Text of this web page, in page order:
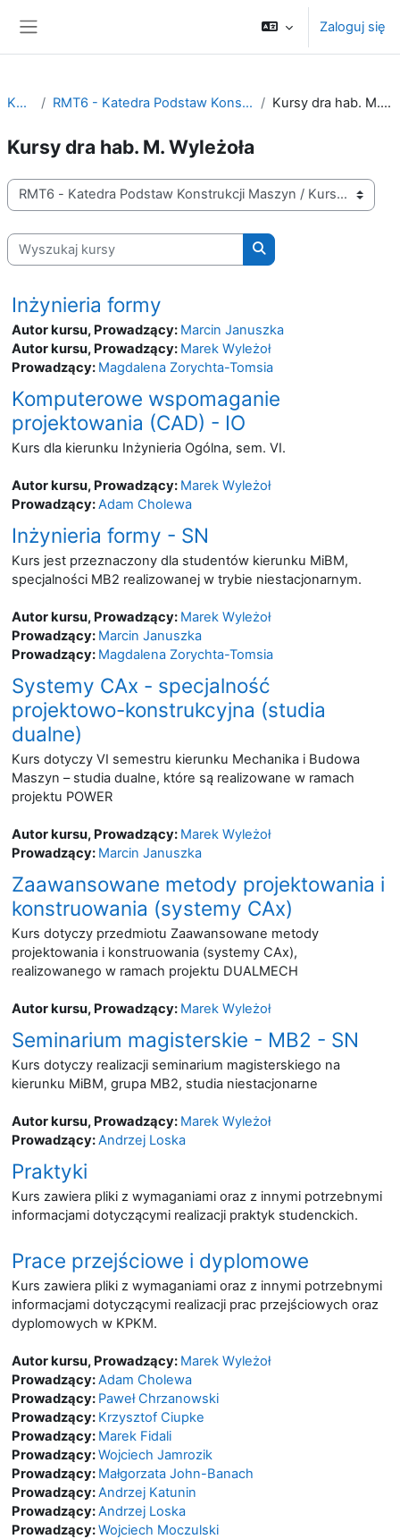
Zaloguj się
Kursy RMT6 - Katedra Podstaw Konstrukcji Maszyn Kursy dra hab. M. Wyleżoła
Kursy dra hab. M. Wyleżoła
Kategorie kursów
Wyszukaj kursy
Wyszukaj kursy
Inżynieria formy
Autor kursu, Prowadzący: Marcin Januszka
Autor kursu, Prowadzący: Marek Wyleżoł
Prowadzący: Magdalena Zorychta-Tomsia
Komputerowe wspomaganie
projektowania (CAD) - IO
Kurs dla kierunku Inżynieria Ogólna, sem. VI.
Autor kursu, Prowadzący: Marek Wyleżoł
Prowadzący:Adam Cholewa
Inżynieria formy - SN
Kurs jest przeznaczony dla studentów kierunku MiBM,
specjalności MB2 realizowanej w trybie niestacjonarnym.
Autor kursu, Prowadzący: Marek Wyleżoł
Prowadzący: Marcin Januszka
Prowadzący: Magdalena Zorychta-Tomsia
Systemy CAx - specjalność
projektowo-konstrukcyjna (studia
dualne)
Kurs dotyczy VI semestru kierunku Mechanika i Budowa
Maszyn – studia dualne, które są realizowane w ramach
projektu POWER
Autor kursu, Prowadzący: Marek Wyleżoł
Prowadzący: Marcin Januszka
Zaawansowane metody projektowania i
konstruowania (systemy CAx)
Kurs dotyczy przedmiotu Zaawansowane metody
projektowania i konstruowania (systemy CAx),
realizowanego w ramach projektu DUALMECH
Autor kursu, Prowadzący: Marek Wyleżoł
Seminarium magisterskie - MB2 - SN
Kurs dotyczy realizacji seminarium magisterskiego na
kierunku MiBM, grupa MB2, studia niestacjonarne
Autor kursu, Prowadzący: Marek Wyleżoł
Prowadzący:Andrzej Loska
Praktyki
Kurs zawiera pliki z wymaganiami oraz z innymi potrzebnymi
informacjami dotyczącymi realizacji praktyk studenckich.
Prace przejściowe i dyplomowe
Kurs zawiera pliki z wymaganiami oraz z innymi potrzebnymi
informacjami dotyczącymi realizacji prac przejściowych oraz
dyplomowych w KPKM.
Autor kursu, Prowadzący: Marek Wyleżoł
Prowadzący:Adam Cholewa
Prowadzący: Paweł Chrzanowski
Prowadzący: Krzysztof Ciupke
Prowadzący: Marek Fidali
Prowadzący:Wojciech Jamrozik
Prowadzący: Małgorzata John-Banach
Prowadzący:Andrzej Katunin
Prowadzący:Andrzej Loska
Prowadzący:Wojciech Moczulski